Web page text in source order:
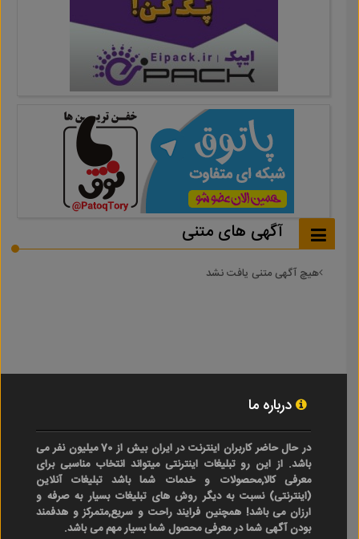
آگهی های متنی
هیچ آگهی متنی یافت نشد
درباره ما
در حال حاضر کاربران اینترنت در ایران بیش از 70 میلیون نفر می
باشد. از این رو تبلیغات اینترنتی میتواند انتخاب مناسبی برای
معرفی کالا,محصولات و خدمات شما باشد تبلیغات آنلاین
(اینترنتی) نسبت به دیگر روش های تبلیغات بسیار به صرفه و
ارزان می باشد! همچنین فرایند راحت و سریع,متمرکز و هدفمند
بودن آگهی شما در معرفی محصول شما بسیار مهم می باشد.